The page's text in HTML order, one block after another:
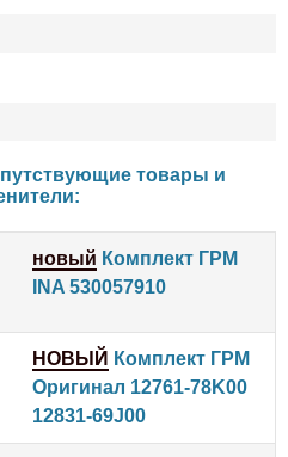
товары и
новый Комплект ГРМ
INA 530057910
НОВЫЙ Комплект ГРМ
Оригинал 12761-78K00
12831-69J00